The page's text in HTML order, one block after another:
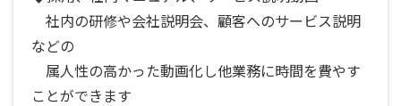
社内の研修や会社説明会、顧客へのサービス説明
などの
属人性の高かった動画化し他業務に時間を費やす
ことができます